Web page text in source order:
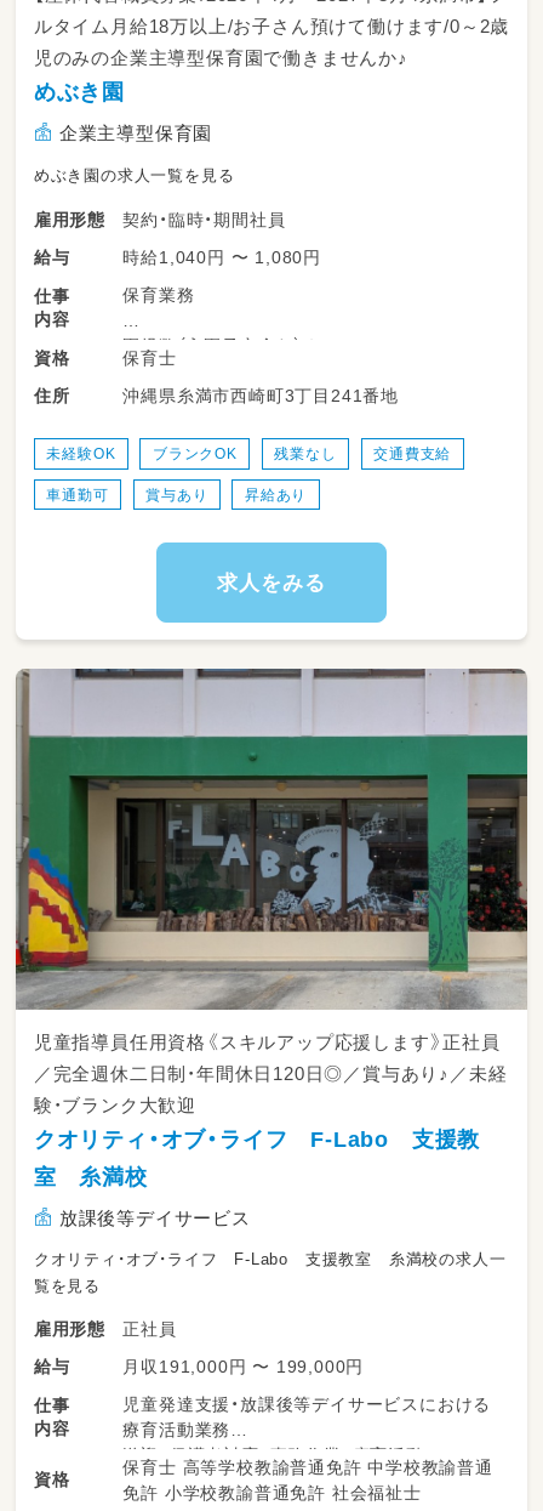
ルタイム月給18万以上/お子さん預けて働けます/0～2歳
児のみの企業主導型保育園で働きませんか♪
めぶき園
企業主導型保育園
めぶき園の求人一覧を見る
雇用形態
契約・臨時・期間社員
給与
時給1,040円 〜 1,080円
仕事
内容
保育業務
園児数（入園予定含む）★
0歳児 7名
1歳児 5名
計17名
晴れていたら園外保育も多く取り入れ、
育園
資格
保育士
住所
沖縄県糸満市西崎町3丁目241番地
未経験OK ブランクOK 残業なし 交通費支給
車通勤可 賞与あり 昇給あり
求人をみる
児童指導員任用資格《スキルアップ応援します》正社員
／完全週休二日制・年間休日120日◎／賞与あり♪／未経
験・ブランク大歓迎
クオリティ・オブ・ライフ F-Labo 支援教
室 糸満校
放課後等デイサービス
クオリティ・オブ・ライフ F-Labo 支援教室 糸満校の求人一
覧を見る
雇用形態
正社員
給与
月収191,000円 〜 199,000円
仕事
内容
児童発達支援・放課後等デイサービスにおける
療育活動業務
送迎、保護者対応、事務作業、療育活動
資格
保育士 高等学校教諭普通免許 中学校教諭普通
免許 小学校教諭普通免許 社会福祉士